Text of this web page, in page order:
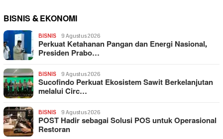
BISNIS & EKONOMI
BISNIS 9 Agustus 2026
Perkuat Ketahanan Pangan dan Energi Nasional,
Presiden Prabo…
BISNIS 9 Agustus 2026
Sucofindo Perkuat Ekosistem Sawit Berkelanjutan
melalui Circ…
BISNIS 9 Agustus 2026
POST Hadir sebagai Solusi POS untuk Operasional
Restoran